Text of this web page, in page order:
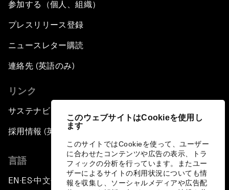
このウェブサイトはCookieを使用し
ます
このサイトではCookieを使って、ユーザー
に合わせたコンテンツや広告の表示、トラ
フィックの分析を行っています。またユー
ザーによるサイトの利用状況についても情
報を収集し、ソーシャルメディアや広告配
参加する（個人、組織）
プレスリリース登録
ニュースレター購読
連絡先 (英語のみ)
リンク
サステナビリティへの取り組み
採用情報 (英語のみ)
言語
EN ▪ES▪中文▪ 日本語